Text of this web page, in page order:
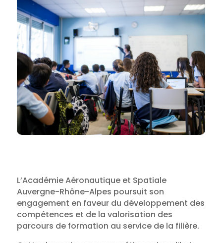
L’Académie Aéronautique et Spatiale
Auvergne-Rhône-Alpes poursuit son
engagement en faveur du développement des
compétences et de la valorisation des
parcours de formation au service de la filière.